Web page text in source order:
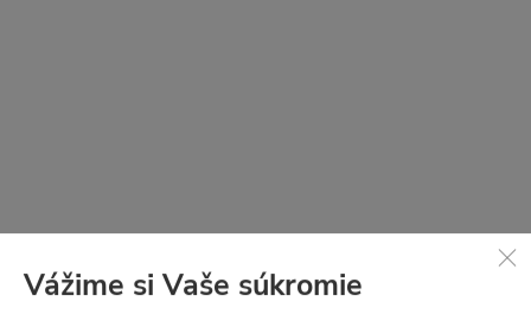
Vážime si Vaše súkromie